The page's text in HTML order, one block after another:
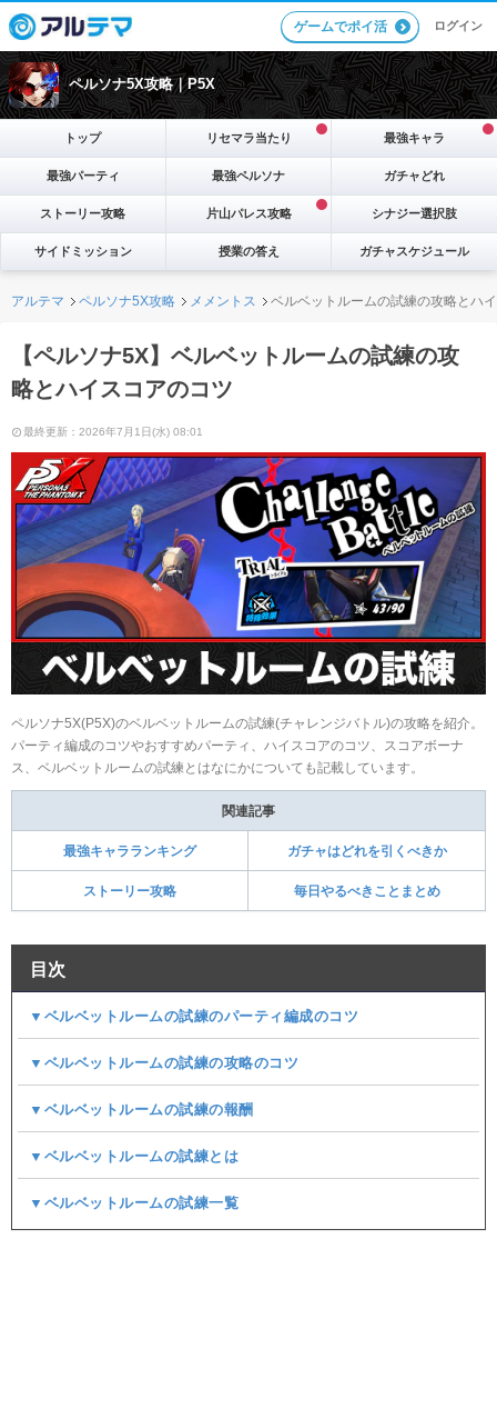
ゲームでポイ活 ログイン
ペルソナ5X攻略｜P5X
トップ リセマラ当たり 最強キャラ
最強パーティ 最強ペルソナ ガチャどれ
ストーリー攻略 片山パレス攻略 シナジー選択肢
サイドミッション 授業の答え ガチャスケジュール
アルテマ ペルソナ5X攻略 メメントス ベルベットルームの試練の攻略とハ
【ペルソナ5X】ベルベットルームの試練の攻
略とハイスコアのコツ
最終更新：2026年7月1日(水) 08:01
ペルソナ5X(P5X)のベルベットルームの試練(チャレンジバトル)の攻略を紹介。
パーティ編成のコツやおすすめパーティ、ハイスコアのコツ、スコアボーナ
ス、ベルベットルームの試練とはなにかについても記載しています。
関連記事
最強キャラランキング ガチャはどれを引くべきか
ストーリー攻略 毎日やるべきことまとめ
目次
▼ベルベットルームの試練のパーティ編成のコツ
▼ベルベットルームの試練の攻略のコツ
▼ベルベットルームの試練の報酬
▼ベルベットルームの試練とは
▼ベルベットルームの試練一覧